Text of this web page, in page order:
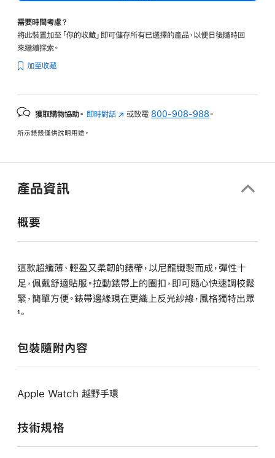
需要時間考慮？
將此裝置加至「你的收藏」即可儲存所有已選擇的產品，以便日後隨時回
來繼續探索。
加至收藏
獲取購物協助。 即時對話 (以
開
或致電 800-908-988 。
所示錶殼僅供說明用途。
產品資訊
概要
這款超纖薄、輕盈又柔韌的錶帶，以尼龍織製而成，彈性十
足，佩戴舒適貼服。拉動錶帶上的圈扣，即可隨心快速調校鬆
緊，簡單方便。錶帶邊緣現在更織上反光紗線，風格獨特出眾
¹。
包裝隨附內容
Apple Watch 越野手環
技術規格